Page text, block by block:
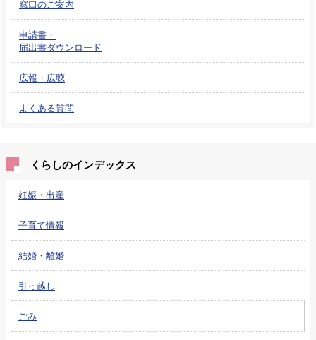
窓口のご案内
申請書・
届出書ダウンロード
広報・広聴
よくある質問
くらしのインデックス
妊娠・出産
子育て情報
結婚・離婚
引っ越し
ごみ